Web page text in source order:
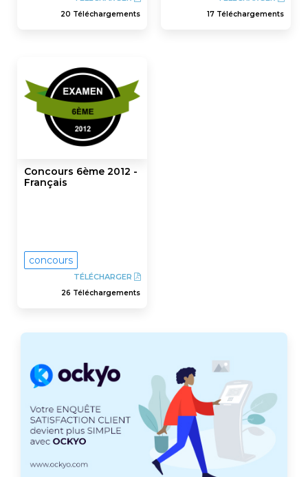
20 Téléchargements 17 Téléchargements
Concours 6ème 2012 -
Français
concours
TÉLÉCHARGER
26 Téléchargements